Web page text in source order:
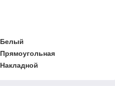
Белый
Прямоугольная
Накладной